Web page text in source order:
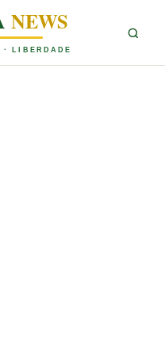
NEWS
· LIBERDADE